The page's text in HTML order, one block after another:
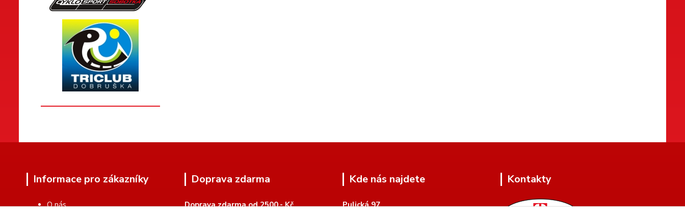
Informace pro zákazníky
O nás
Doprava zdarma
Doprava zdarma od 2500,- Kč
Kde nás najdete
Pulická 97
Kontakty